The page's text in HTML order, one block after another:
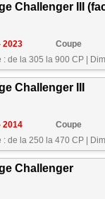
Challenger III
2023
Coupe
: de la 305 la 900 CP
Challenger III
2014
Coupe
: de la 250 la 470 CP
Challenger